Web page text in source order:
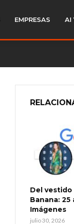
EMPRESAS AI
Del vestido
Banana: 25
Imágenes
julio 30, 2026